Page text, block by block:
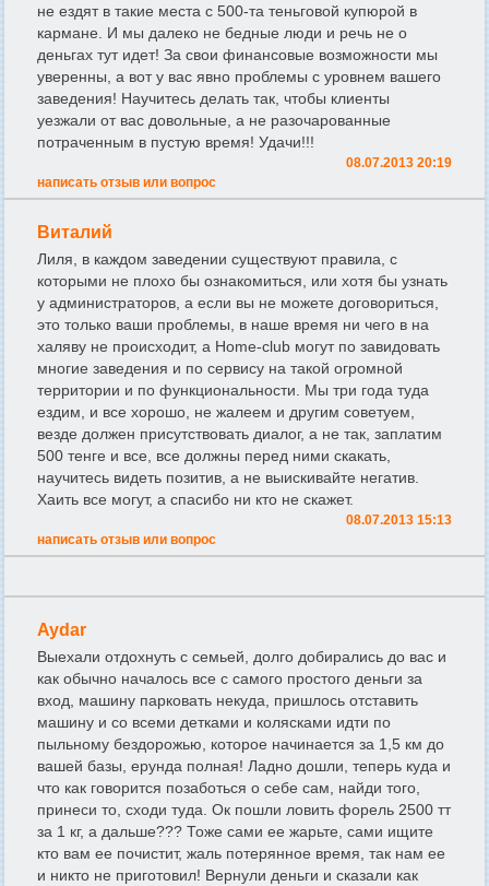
не ездят в такие места с 500-та теньговой купюрой в
кармане. И мы далеко не бедные люди и речь не о
деньгах тут идет! За свои финансовые возможности мы
уверенны, а вот у вас явно проблемы с уровнем вашего
заведения! Научитесь делать так, чтобы клиенты
уезжали от вас довольные, а не разочарованные
потраченным в пустую время! Удачи!!!
08.07.2013 20:19
написать отзыв или вопрос
Виталий
Лиля, в каждом заведении существуют правила, с
которыми не плохо бы ознакомиться, или хотя бы узнать
у администраторов, а если вы не можете договориться,
это только ваши проблемы, в наше время ни чего в на
халяву не происходит, а Home-club могут по завидовать
многие заведения и по сервису на такой огромной
территории и по функциональности. Мы три года туда
ездим, и все хорошо, не жалеем и другим советуем,
везде должен присутствовать диалог, а не так, заплатим
500 тенге и все, все должны перед ними скакать,
научитесь видеть позитив, а не выискивайте негатив.
Хаить все могут, а спасибо ни кто не скажет.
08.07.2013 15:13
написать отзыв или вопрос
Aydar
Выехали отдохнуть с семьей, долго добирались до вас и
как обычно началось все с самого простого деньги за
вход, машину парковать некуда, пришлось отставить
машину и со всеми детками и колясками идти по
пыльному бездорожью, которое начинается за 1,5 км до
вашей базы, ерунда полная! Ладно дошли, теперь куда и
что как говорится позаботься о себе сам, найди того,
принеси то, сходи туда. Ок пошли ловить форель 2500 тт
за 1 кг, а дальше??? Тоже сами ее жарьте, сами ищите
кто вам ее почистит, жаль потерянное время, так нам ее
и никто не приготовил! Вернули деньги и сказали как